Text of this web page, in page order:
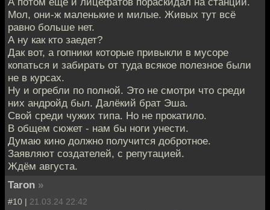
Мол, они-ж маленькие и милые. Живых тут всё
равно больше нет.
А ну как кто заедет?
Дак вот, а гопники которые привыкли в мусоре
копаться и забирать от туда всякое полезное были
не в курсах.
Ну и огребли по полной. Это не смотри что среди
них андройд был. Далёкий брат Эша.
Свой среди чужих типа. Но не прокатило.
В общем сюжет - нам бы ноги унести.
Думаю кино должно получится добротное.
Заявляют создателей, с репутацией.
Ждём августа.
Taron »
#10 | 21.03.24 22:42